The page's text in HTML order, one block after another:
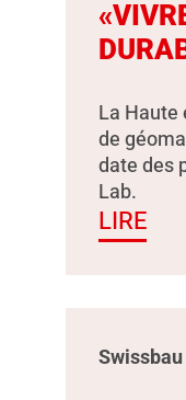
La Haute
de
date des
Lab.
LIRE
Swissbau